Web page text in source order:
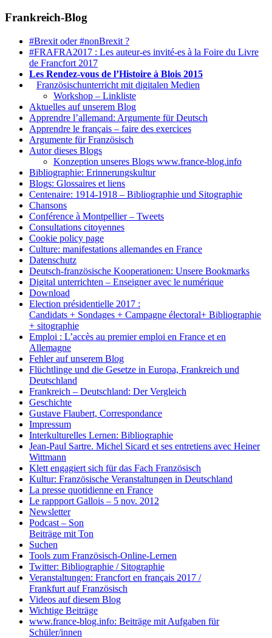
Frankreich-Blog
#Brexit oder #nonBrexit ?
#FRAFRA2017 : Les auteur-es invité-es à la Foire du Livre
de Francfort 2017
Les Rendez-vous de l’Histoire à Blois 2015
Französischunterricht mit digitalen Medien
Workshop – Linkliste
Aktuelles auf unserem Blog
Apprendre l’allemand: Argumente für Deutsch
Apprendre le français – faire des exercices
Argumente für Französisch
Autor dieses Blogs
Konzeption unseres Blogs www.france-blog.info
Bibliographie: Erinnerungskultur
Blogs: Glossaires et liens
Centenaire: 1914-1918 – Bibliographie und Sitographie
Chansons
Conférence à Montpellier – Tweets
Consultations citoyennes
Cookie policy page
Culture: manifestations allemandes en France
Datenschutz
Deutsch-französische Kooperationen: Unsere Bookmarks
Digital unterrichten – Enseigner avec le numérique
Download
Election présidentielle 2017 :
Candidats + Sondages + Campagne électoral+ Bibliographie
+ sitographie
Emploi : L’accès au premier emploi en France et en
Allemagne
Fehler auf unserem Blog
Flüchtlinge und die Gesetze in Europa, Frankreich und
Deutschland
Frankreich – Deutschland: Der Vergleich
Geschichte
Gustave Flaubert, Correspondance
Impressum
Interkulturelles Lernen: Bibliographie
Jean-Paul Sartre. Michel Sicard et ses entretiens avec Heiner
Wittmann
Klett engagiert sich für das Fach Französisch
Kultur: Französische Veranstaltungen in Deutschland
La presse quotidienne en France
Le rappport Gallois – 5 nov. 2012
Newsletter
Podcast – Son
Beiträge mit Ton
Suchen
Tools zum Französisch-Online-Lernen
Twitter: Bibliographie / Sitographie
Veranstaltungen: Francfort en français 2017 /
Frankfurt auf Französisch
Videos auf diesem Blog
Wichtige Beiträge
www.france-blog.info: Beiträge mit Aufgaben für
Schüler/innen